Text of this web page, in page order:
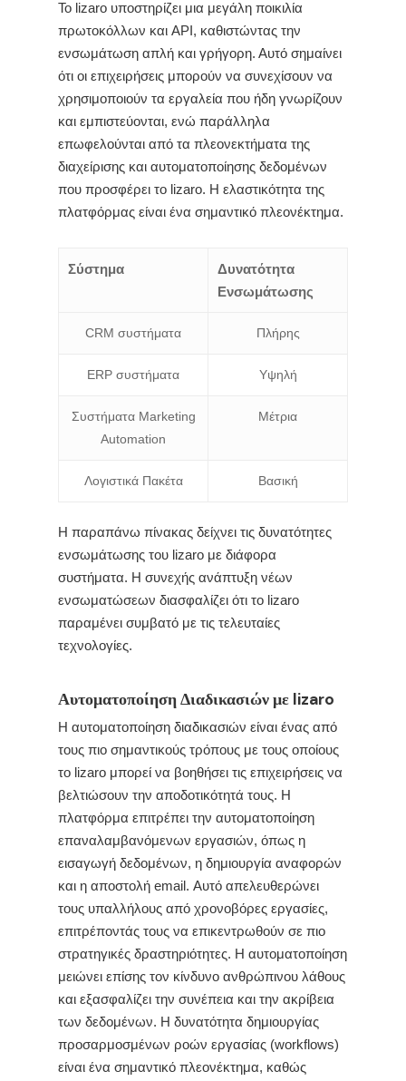
Το lizaro υποστηρίζει μια μεγάλη ποικιλία
πρωτοκόλλων και API, καθιστώντας την
ενσωμάτωση απλή και γρήγορη. Αυτό σημαίνει
ότι οι επιχειρήσεις μπορούν να συνεχίσουν να
χρησιμοποιούν τα εργαλεία που ήδη γνωρίζουν
και εμπιστεύονται, ενώ παράλληλα
επωφελούνται από τα πλεονεκτήματα της
διαχείρισης και αυτοματοποίησης δεδομένων
που προσφέρει το lizaro. Η ελαστικότητα της
πλατφόρμας είναι ένα σημαντικό πλεονέκτημα.
Σύστημα
Δυνατότητα
Ενσωμάτωσης
CRM συστήματα Πλήρης
ERP συστήματα Υψηλή
Συστήματα Marketing
Automation
Μέτρια
Λογιστικά Πακέτα Βασική
Η παραπάνω πίνακας δείχνει τις δυνατότητες
ενσωμάτωσης του lizaro με διάφορα
συστήματα. Η συνεχής ανάπτυξη νέων
ενσωματώσεων διασφαλίζει ότι το lizaro
παραμένει συμβατό με τις τελευταίες
τεχνολογίες.
Αυτοματοποίηση Διαδικασιών με lizaro
Η αυτοματοποίηση διαδικασιών είναι ένας από
τους πιο σημαντικούς τρόπους με τους οποίους
το lizaro μπορεί να βοηθήσει τις επιχειρήσεις να
βελτιώσουν την αποδοτικότητά τους. Η
πλατφόρμα επιτρέπει την αυτοματοποίηση
επαναλαμβανόμενων εργασιών, όπως η
εισαγωγή δεδομένων, η δημιουργία αναφορών
και η αποστολή email. Αυτό απελευθερώνει
τους υπαλλήλους από χρονοβόρες εργασίες,
επιτρέποντάς τους να επικεντρωθούν σε πιο
στρατηγικές δραστηριότητες. Η αυτοματοποίηση
μειώνει επίσης τον κίνδυνο ανθρώπινου λάθους
και εξασφαλίζει την συνέπεια και την ακρίβεια
των δεδομένων. Η δυνατότητα δημιουργίας
προσαρμοσμένων ροών εργασίας (workflows)
είναι ένα σημαντικό πλεονέκτημα, καθώς